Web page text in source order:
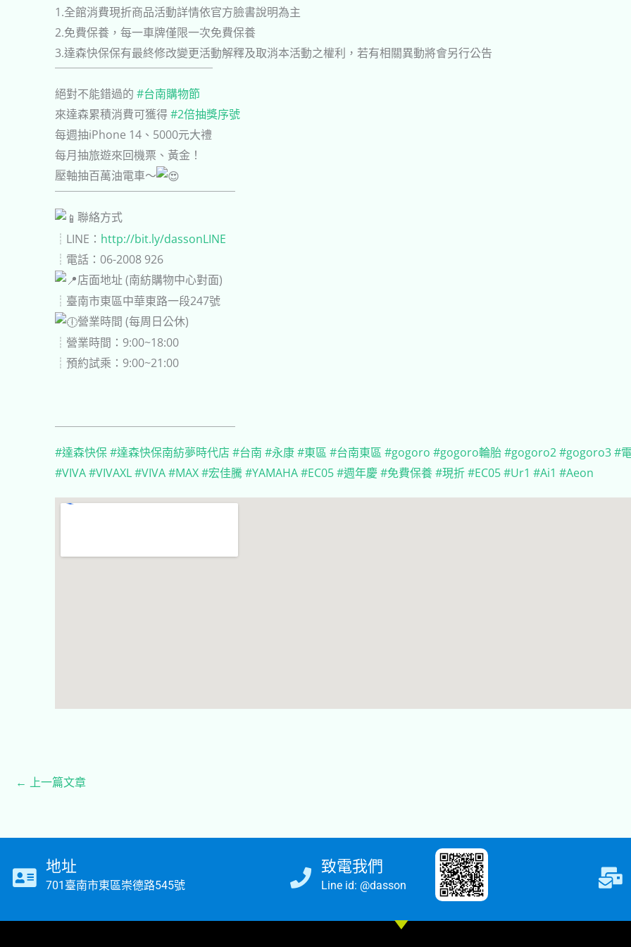
1.全館消費現折商品活動詳情依官方臉書說明為主
2.免費保養，每一車牌僅限一次免費保養
3.達森快保保有最終修改變更活動解釋及取消本活動之權利，若有相關異動將會另行公告
￣￣￣￣￣￣￣￣￣￣￣￣￣￣
絕對不能錯過的 #台南購物節
來達森累積消費可獲得#2倍抽獎序號
每週抽iPhone 14、5000元大禮
每月抽旅遊來回機票、黃金！
壓軸抽百萬油電車～
￣￣￣￣￣￣￣￣￣￣￣￣￣￣￣￣
聯絡方式
┊LINE： http://bit.ly/dassonLINE
┊電話：06-2008 926
店面地址 (南紡購物中心對面)
┊臺南市東區中華東路一段247號
營業時間 (每周日公休)
┊營業時間：9:00~18:00
┊預約試乘：9:00~21:00
￣￣￣￣￣￣￣￣￣￣￣￣￣￣￣￣
#達森快保#達森快保南紡夢時代店 #台南 #永康#東區 #台南東區 #gogoro #gogoro輪胎#gogoro2#gogoro3#
#VIVA#VIVAXL#VIVA#MAX#宏佳騰#YAMAHA#EC05#週年慶#免費保養#現折#EC05#Ur1 #Ai1 #Aeon
← 上一篇文章
地址
701臺南市東區崇德路545號
致電我們
Line id: @dasson